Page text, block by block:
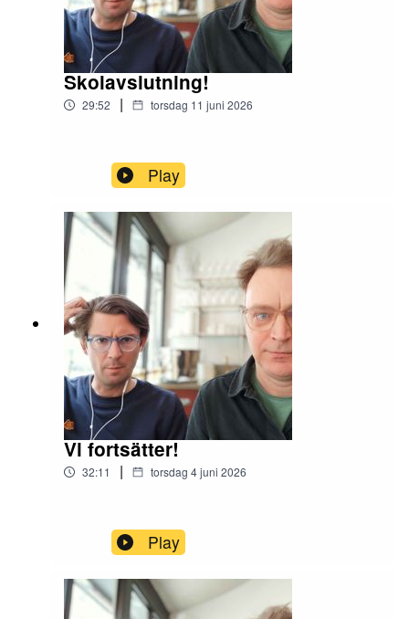
Skolavslutning!
29:52 | torsdag 11 juni 2026
Play
Vi fortsätter!
32:11 | torsdag 4 juni 2026
Play